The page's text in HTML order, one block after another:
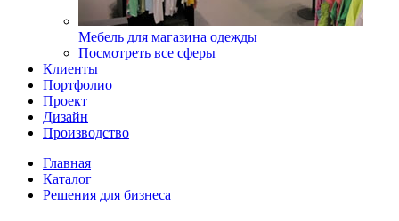
Мебель для магазина одежды
Посмотреть все сферы
Клиенты
Портфолио
Проект
Дизайн
Производство
Главная
Каталог
Решения для бизнеса